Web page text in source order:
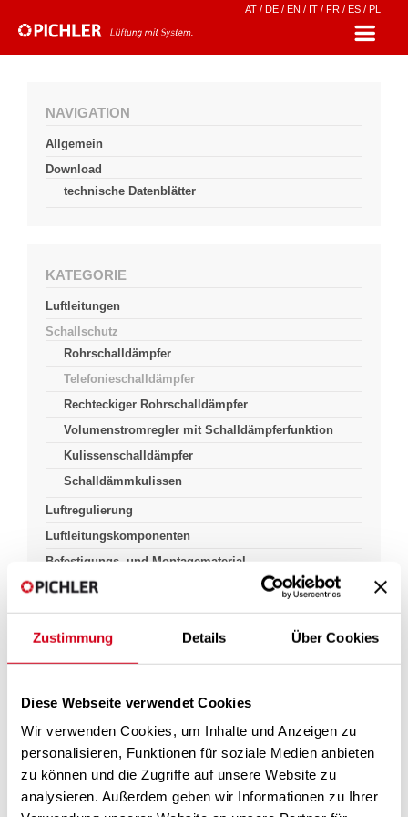
Zustimmung Details Über Cookies
Diese Webseite verwendet Cookies
Wir verwenden Cookies, um Inhalte und Anzeigen zu
personalisieren, Funktionen für soziale Medien anbieten
zu können und die Zugriffe auf unsere Website zu
analysieren. Außerdem geben wir Informationen zu Ihrer
AT / DE / EN / IT / FR / ES / PL
NAVIGATION
Allgemein
Download
technische Datenblätter
KATEGORIE
Luftleitungen
Schallschutz
Rohrschalldämpfer
Telefonieschalldämpfer
Rechteckiger Rohrschalldämpfer
Volumenstromregler mit Schalldämpferfunktion
Kulissenschalldämpfer
Schalldämmkulissen
Luftregulierung
Luftleitungskomponenten
Befestigungs- und Montagematerial
Telefonieschalldämpfer